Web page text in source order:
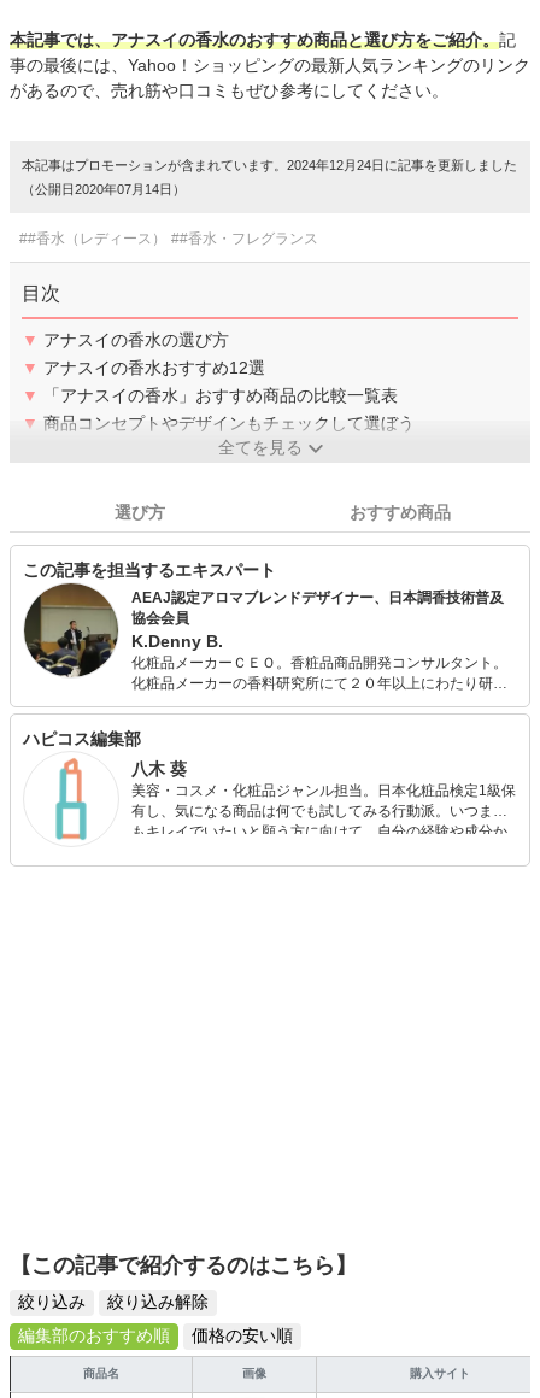
本記事では、アナスイの香水のおすすめ商品と選び方をご紹介。記
事の最後には、Yahoo！ショッピングの最新人気ランキングのリンク
があるので、売れ筋や口コミもぜひ参考にしてください。
本記事はプロモーションが含まれています。2024年12月24日に記事を更新しました
（公開日2020年07月14日）
##香水（レディース） ##香水・フレグランス
目次
▼ アナスイの香水の選び方
▼ アナスイの香水おすすめ12選
▼
「アナスイの香水」おすすめ商品の比較一覧表
▼ 商品コンセプトやデザインもチェックして選ぼう
全てを見る
選び方 おすすめ商品
この記事を担当するエキスパート
AEAJ認定アロマブレンドデザイナー、日本調香技術普及
協会会員
K.Denny B.
化粧品メーカーＣＥＯ。香粧品商品開発コンサルタント。
化粧品メーカーの香料研究所にて２０年以上にわたり研究
開発に従事。食品メーカー顧問、女子大学講師などを経
コンサルティング・執筆・講演・ワークショップにも従
事。「手作りアロマコスメのワークショップ」が好評。
ハピコス編集部
八木 葵
美容・コスメ・化粧品ジャンル担当。日本化粧品検定1級保
有し、気になる商品は何でも試してみる行動派。いつまで
もキレイでいたいと願う方に向けて、自分の経験や成分か
【この記事で紹介するのはこちら】
絞り込み
絞り込み解除
編集部のおすすめ順
価格の安い順
商品名 画像 購入サイト